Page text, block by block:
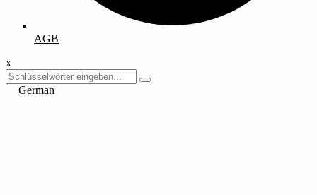
AGB
x
German